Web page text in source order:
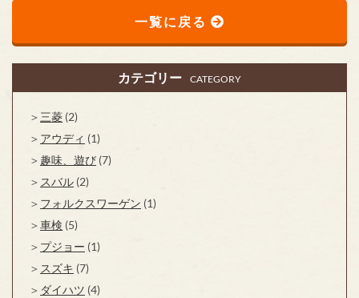
一覧に戻る
カテゴリー CATEGORY
三菱 (2)
アウディ (1)
趣味、遊び (7)
スバル (2)
フォルクスワーゲン (1)
車検 (5)
プジョー (1)
スズキ (7)
ダイハツ (4)